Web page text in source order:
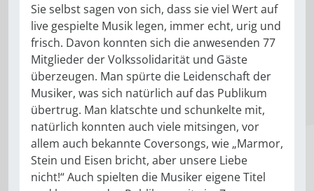
Sie selbst sagen von sich, dass sie viel Wert auf
live gespielte Musik legen, immer echt, urig und
frisch. Davon konnten sich die anwesenden 77
Mitglieder der Volkssolidarität und Gäste
überzeugen. Man spürte die Leidenschaft der
Musiker, was sich natürlich auf das Publikum
übertrug. Man klatschte und schunkelte mit,
natürlich konnten auch viele mitsingen, vor
allem auch bekannte Coversongs, wie „Marmor,
Stein und Eisen bricht, aber unsere Liebe
nicht!“ Auch spielten die Musiker eigene Titel